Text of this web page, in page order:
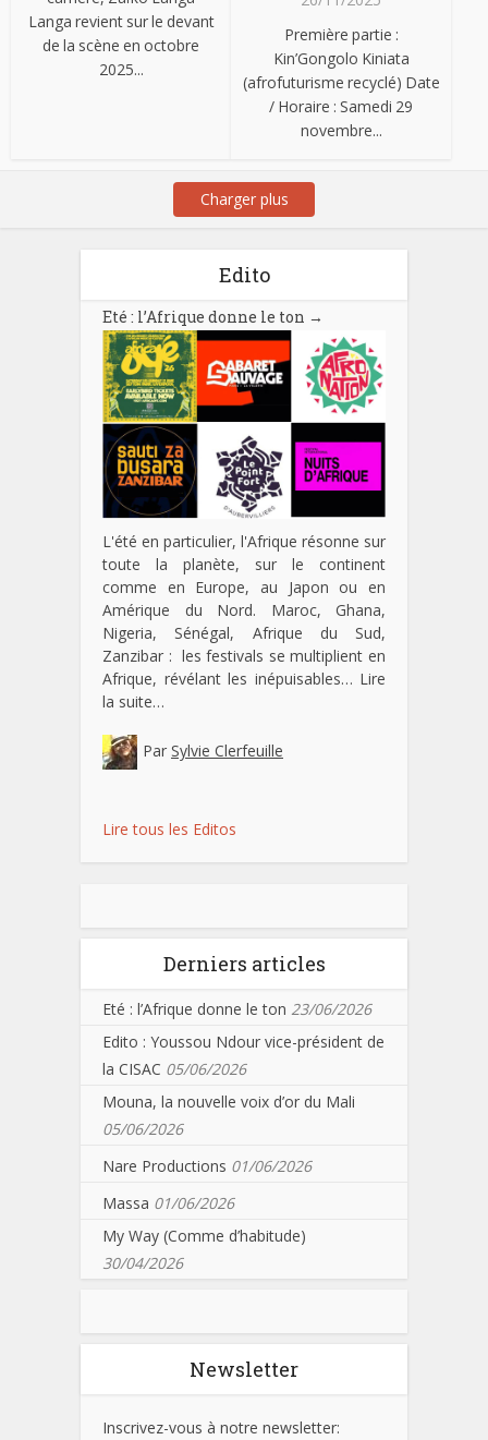
Langa revient sur le devant
de la scène en octobre
2025...
Première partie :
Kin’Gongolo Kiniata
(afrofuturisme recyclé) Date
/ Horaire : Samedi 29
novembre...
Charger plus
Edito
Eté : l’Afrique donne le ton →
L'été en particulier, l'Afrique résonne sur
toute la planète, sur le continent
comme en Europe, au Japon ou en
Amérique du Nord. Maroc, Ghana,
Nigeria, Sénégal, Afrique du Sud,
Zanzibar : les festivals se multiplient en
Afrique, révélant les inépuisables… Lire
la suite…
Par Sylvie Clerfeuille
Lire tous les Editos
Derniers articles
Eté : l’Afrique donne le ton 23/06/2026
Edito : Youssou Ndour vice-président de
la CISAC 05/06/2026
Mouna, la nouvelle voix d’or du Mali
05/06/2026
Nare Productions 01/06/2026
Massa 01/06/2026
My Way (Comme d’habitude)
30/04/2026
Newsletter
Inscrivez-vous à notre newsletter: